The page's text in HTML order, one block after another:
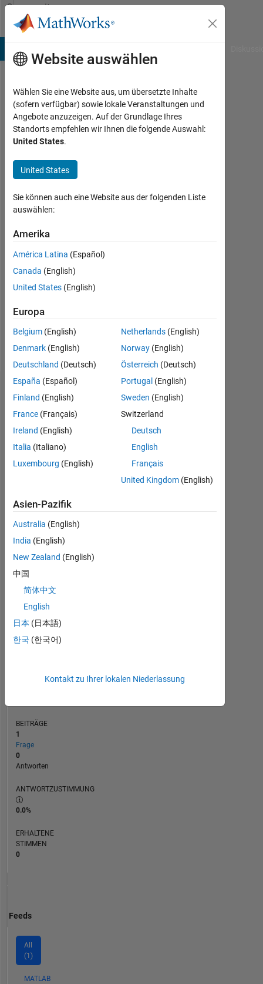
Weiter zum Inhalt
Community
Profile
Francesco
Last
seen:
mehr
als 3
Jahre
|
Aktiv
2022
Followers:
0
Statistik
BEITRÄGE L
-2
-1
1
2
3
RANG
177.491
BEITRÄGE
1
Frage
0
Antworten
ANTWORTZUSTIMMUNG
0.0%
ERHALTENE
STIMMEN
0
Feeds
All
(1)
MATLAB
Website auswählen
Wählen Sie eine Website aus, um übersetzte Inhalte
(sofern verfügbar) sowie lokale Veranstaltungen und
Angebote anzuzeigen. Auf der Grundlage Ihres
Standorts empfehlen wir Ihnen die folgende Auswahl:
United States.
United States
Sie können auch eine Website aus der folgenden Liste
auswählen:
Amerika
América Latina (Español)
Canada (English)
United States (English)
Europa
Belgium (English)
Denmark (English)
Deutschland (Deutsch)
España (Español)
Finland (English)
France (Français)
Ireland (English)
Italia (Italiano)
Luxembourg (English)
Netherlands (English)
Norway (English)
Österreich (Deutsch)
Portugal (English)
Sweden (English)
Switzerland
Deutsch
English
Français
United Kingdom (English)
Asien-Pazifik
Australia (English)
India (English)
New Zealand (English)
中国
简体中文
English
日本 (日本語)
한국 (한국어)
Kontakt zu Ihrer lokalen Niederlassung